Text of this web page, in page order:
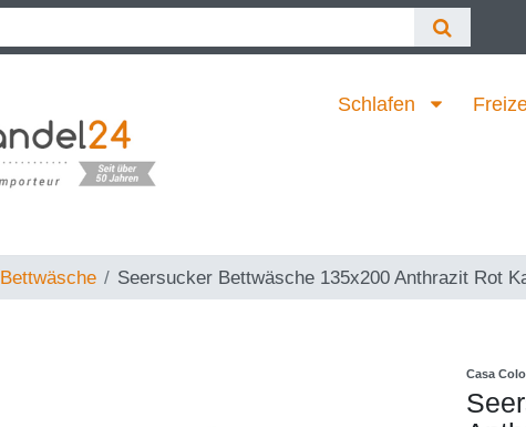
Schlafen
Bettwäsche Seersucker Bettwäsche 135x200 Anthrazit Rot
Casa